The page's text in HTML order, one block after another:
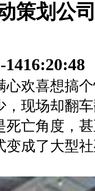
策划公
1416:20:48
心欢喜想搞
，现场却翻
死亡角度，
变成了大型